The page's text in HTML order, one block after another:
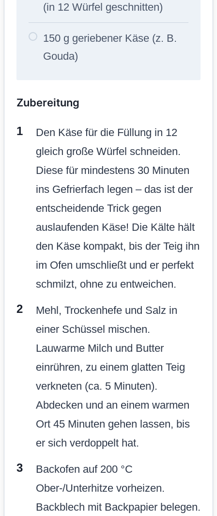
(in 12 Würfel geschnitten)
150 g geriebener Käse (z. B.
Gouda)
Zubereitung
Den Käse für die Füllung in 12
gleich große Würfel schneiden.
Diese für mindestens 30 Minuten
ins Gefrierfach legen – das ist der
entscheidende Trick gegen
auslaufenden Käse! Die Kälte hält
den Käse kompakt, bis der Teig ihn
im Ofen umschließt und er perfekt
schmilzt, ohne zu entweichen.
Mehl, Trockenhefe und Salz in
einer Schüssel mischen.
Lauwarme Milch und Butter
einrühren, zu einem glatten Teig
verkneten (ca. 5 Minuten).
Abdecken und an einem warmen
Ort 45 Minuten gehen lassen, bis
er sich verdoppelt hat.
Backofen auf 200 °C
Ober-/Unterhitze vorheizen.
Backblech mit Backpapier belegen.